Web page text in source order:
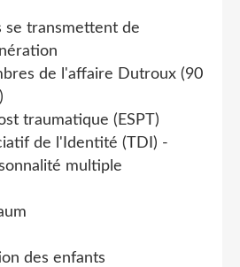
se transmettent de
de l'affaire Dutroux (90
traumatique (ESPT)
de l'Identité (TDI) -
multiple
des enfants